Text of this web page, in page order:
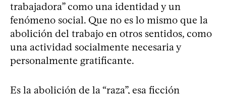
trabajadora” como una identidad y un
fenómeno social. Que no es lo mismo que la
abolición del trabajo en otros sentidos, como
una actividad socialmente necesaria y
personalmente gratificante.
Es la abolición de la “raza”, esa ficción